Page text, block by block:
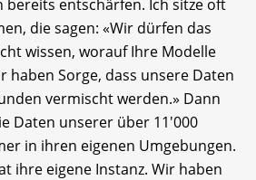
bereits entschärfen. Ich sitze oft
die sagen: «Wir dürfen das
wissen, worauf Ihre Modelle
Sorge, dass unsere Daten
vermischt werden.» Dann
Daten unserer über 11'000
in ihren eigenen Umgebungen.
ihre eigene Instanz. Wir haben